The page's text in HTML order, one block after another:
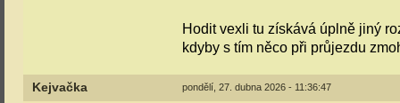
Hodit vexli tu získává úplně jiný
kdyby s tím něco při průjezdu
Kejvačka pondělí, 27. dubna 2026 - 11:36:47